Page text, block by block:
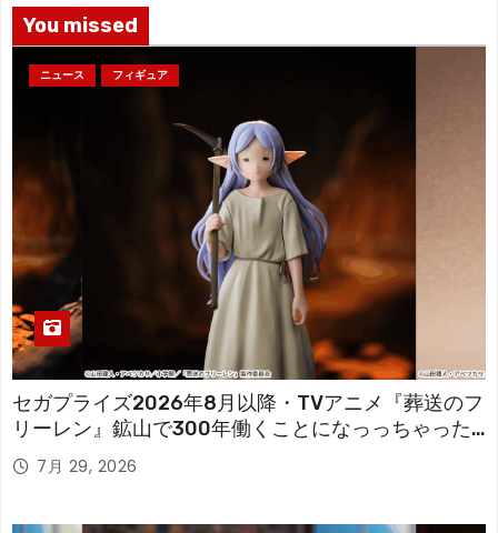
You missed
ニュース フィギュア
セガプライズ2026年8月以降・TVアニメ『葬送のフ
リーレン』鉱山で300年働くことになっっちゃった
「フリーレン」を立体化！
7月 29, 2026